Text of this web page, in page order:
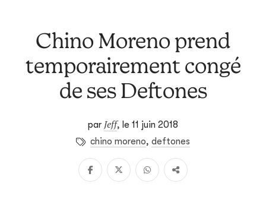
Chino Moreno prend
temporairement congé
de ses Deftones
par Jeff, le 11 juin 2018
chino moreno, deftones